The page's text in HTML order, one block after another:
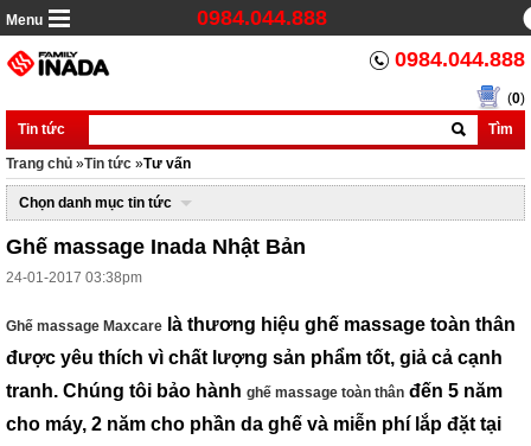
Menu
0984.044.888
0984.044.888
(0)
Tin tức
Tìm
Trang chủ »Tin tức »Tư vấn
Chọn danh mục tin tức
Ghế massage Inada Nhật Bản
24-01-2017 03:38pm
Ghế massage Maxcare là thương hiệu ghế massage toàn thân
được yêu thích vì chất lượng sản phẩm tốt, giả cả cạnh
tranh. Chúng tôi bảo hành ghế massage toàn thân đến 5 năm
cho máy, 2 năm cho phần da ghế và miễn phí lắp đặt tại